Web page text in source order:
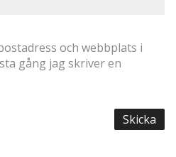
och webbplats i
gång jag skriver en